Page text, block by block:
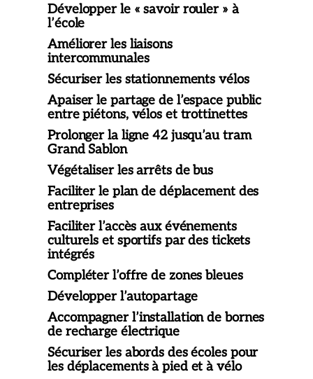
Développer le « savoir rouler » à
l’école
Améliorer les liaisons
intercommunales
Sécuriser les stationnements vélos
Apaiser le partage de l’espace public
entre piétons, vélos et trottinettes
Prolonger la ligne 42 jusqu’au tram
Grand Sablon
Végétaliser les arrêts de bus
Faciliter le plan de déplacement des
entreprises
Faciliter l’accès aux événements
culturels et sportifs par des tickets
intégrés
Compléter l’offre de zones bleues
Développer l’autopartage
Accompagner l’installation de bornes
de recharge électrique
Sécuriser les abords des écoles pour
les déplacements à pied et à vélo